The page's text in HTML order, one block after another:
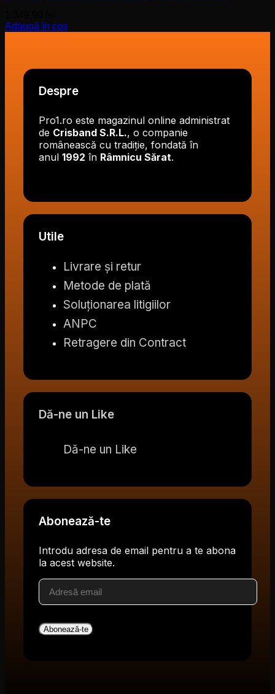
Adaugă în coș
Despre
Pro1.ro este magazinul online administrat
de Crisband S.R.L., o companie
românească cu tradiție, fondată în
anul 1992 în Râmnicu Sărat.
Utile
Livrare și retur
Metode de plată
Soluționarea litigiilor
ANPC
Retragere din Contract
Dă-ne un Like
Dă-ne un Like
Abonează-te
Introdu adresa de email pentru a te abona
la acest website.
Adresă
email
Abonează-te